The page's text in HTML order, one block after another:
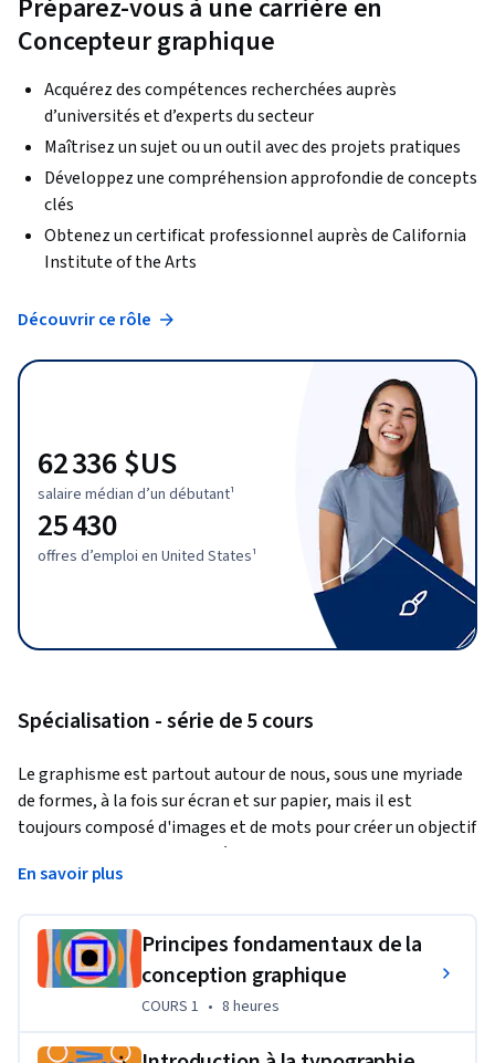
Préparez-vous à une carrière en
Concepteur graphique
Acquérez des compétences recherchées auprès
d’universités et d’experts du secteur
Maîtrisez un sujet ou un outil avec des projets pratiques
Développez une compréhension approfondie de concepts
clés
Obtenez un certificat professionnel auprès de California
Institute of the Arts
Découvrir ce rôle
62 336 $US
salaire médian d’un débutant¹
25 430
offres d’emploi en United States¹
Spécialisation - série de 5 cours
Le graphisme est partout autour de nous, sous une myriade
de formes, à la fois sur écran et sur papier, mais il est
toujours composé d'images et de mots pour créer un objectif
de communication. Cette séquence de quatre cours expose
les étudiants aux compétences fondamentales nécessaires à
processus, contexte historique et communication par la
création d'images et la typographie. La séquence est
complétée par un projet de référence qui applique les
compétences de chaque cours et les commentaires des pairs
En savoir plus
Principes fondamentaux de la
conception graphique
COURS 1 8 heures
COURS 1 • 8 heures